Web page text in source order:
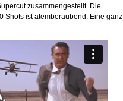
zusammengestellt. Die
Shots ist atemberaubend. Eine ganz